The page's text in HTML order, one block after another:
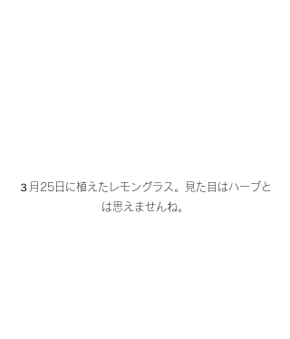
３月25日に植えたレモングラス。見た目はハーブと
は思えませんね。